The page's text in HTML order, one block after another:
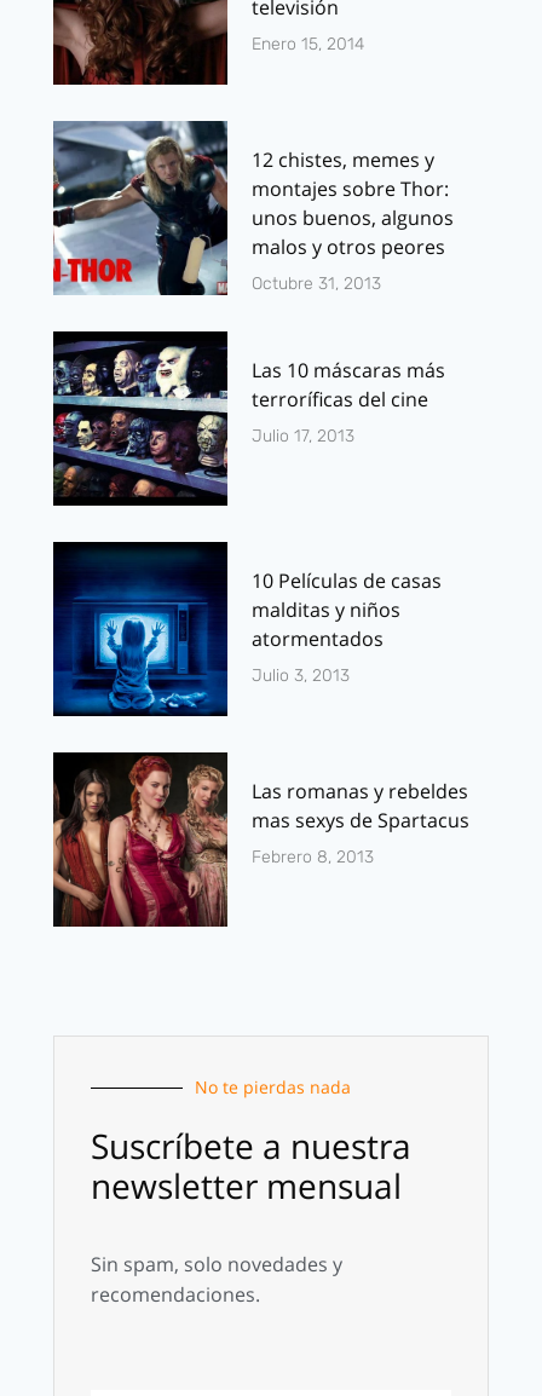
televisión
Enero 15, 2014
12 chistes, memes y
montajes sobre Thor:
unos buenos, algunos
malos y otros peores
Octubre 31, 2013
Las 10 máscaras más
terroríficas del cine
Julio 17, 2013
10 Películas de casas
malditas y niños
atormentados
Julio 3, 2013
Las romanas y rebeldes
mas sexys de Spartacus
Febrero 8, 2013
No te pierdas nada
Suscríbete a nuestra
newsletter mensual
Sin spam, solo novedades y
recomendaciones.